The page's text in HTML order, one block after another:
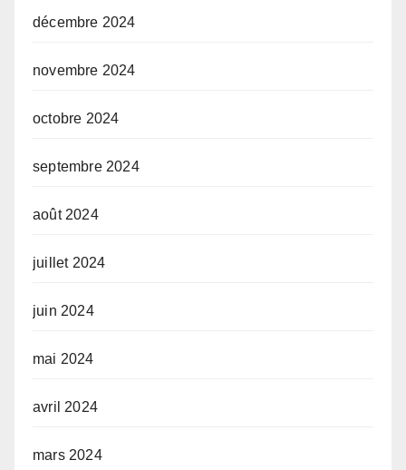
décembre 2024
novembre 2024
octobre 2024
septembre 2024
août 2024
juillet 2024
juin 2024
mai 2024
avril 2024
mars 2024